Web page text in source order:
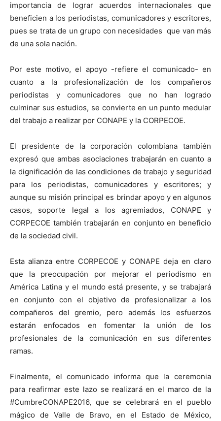
importancia de lograr acuerdos internacionales que
beneficien a los periodistas, comunicadores y escritores,
pues se trata de un grupo con necesidades que van más
de una sola nación.
Por este motivo, el apoyo -refiere el comunicado- en
cuanto a la profesionalización de los compañeros
periodistas y comunicadores que no han logrado
culminar sus estudios, se convierte en un punto medular
del trabajo a realizar por CONAPE y la CORPECOE.
El presidente de la corporación colombiana también
expresó que ambas asociaciones trabajarán en cuanto a
la dignificación de las condiciones de trabajo y seguridad
para los periodistas, comunicadores y escritores; y
aunque su misión principal es brindar apoyo y en algunos
casos, soporte legal a los agremiados, CONAPE y
CORPECOE también trabajarán en conjunto en beneficio
de la sociedad civil.
Esta alianza entre CORPECOE y CONAPE deja en claro
que la preocupación por mejorar el periodismo en
América Latina y el mundo está presente, y se trabajará
en conjunto con el objetivo de profesionalizar a los
compañeros del gremio, pero además los esfuerzos
estarán enfocados en fomentar la unión de los
profesionales de la comunicación en sus diferentes
ramas.
Finalmente, el comunicado informa que la ceremonia
para reafirmar este lazo se realizará en el marco de la
#CumbreCONAPE2016, que se celebrará en el pueblo
mágico de Valle de Bravo, en el Estado de México,